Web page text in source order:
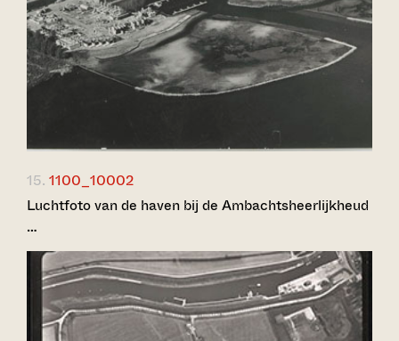
15. 1100_10002
Luchtfoto van de haven bij de Ambachtsheerlijkheud
…